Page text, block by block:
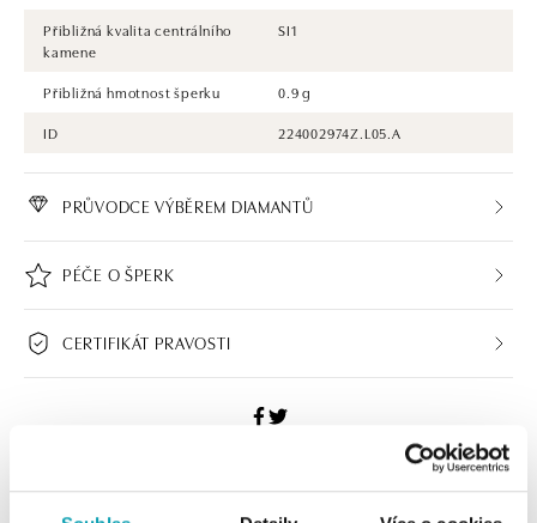
Přibližná kvalita centrálního
kamene
SI1
Přibližná hmotnost šperku
0.9 g
ID
224002974Z.L05.A
PRŮVODCE VÝBĚREM DIAMANTŮ
PÉČE O ŠPERK
CERTIFIKÁT PRAVOSTI
ALO BUTIKY